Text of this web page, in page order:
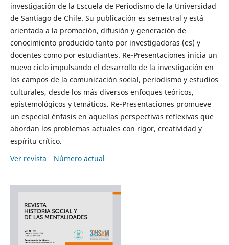
investigación de la Escuela de Periodismo de la Universidad
de Santiago de Chile. Su publicación es semestral y está
orientada a la promoción, difusión y generación de
conocimiento producido tanto por investigadoras (es) y
docentes como por estudiantes. Re-Presentaciones inicia un
nuevo ciclo impulsando el desarrollo de la investigación en
los campos de la comunicación social, periodismo y estudios
culturales, desde los más diversos enfoques teóricos,
epistemológicos y temáticos. Re-Presentaciones promueve
un especial énfasis en aquellas perspectivas reflexivas que
abordan los problemas actuales con rigor, creatividad y
espíritu crítico.
Ver revista
Número actual